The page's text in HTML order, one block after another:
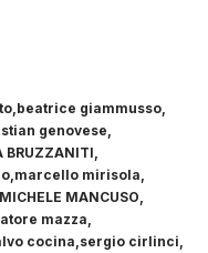
beatrice giammusso
genovese
BRUZZANITI
marcello mirisola
MICHELE MANCUSO
mazza
cocina sergio cirlinci